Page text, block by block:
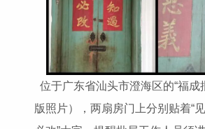
位于广东省汕头市澄海区的“福成
版照片），两扇房门上分别贴着“